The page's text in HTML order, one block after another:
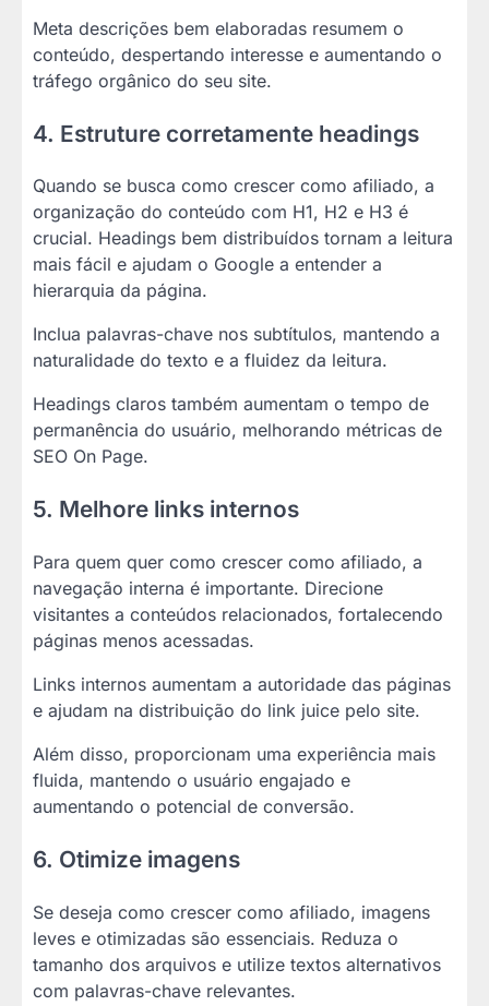
Meta descrições bem elaboradas resumem o
conteúdo, despertando interesse e aumentando o
tráfego orgânico do seu site.
4. Estruture corretamente headings
Quando se busca como crescer como afiliado, a
organização do conteúdo com H1, H2 e H3 é
crucial. Headings bem distribuídos tornam a leitura
mais fácil e ajudam o Google a entender a
hierarquia da página.
Inclua palavras-chave nos subtítulos, mantendo a
naturalidade do texto e a fluidez da leitura.
Headings claros também aumentam o tempo de
permanência do usuário, melhorando métricas de
SEO On Page.
5. Melhore links internos
Para quem quer como crescer como afiliado, a
navegação interna é importante. Direcione
visitantes a conteúdos relacionados, fortalecendo
páginas menos acessadas.
Links internos aumentam a autoridade das páginas
e ajudam na distribuição do link juice pelo site.
Além disso, proporcionam uma experiência mais
fluida, mantendo o usuário engajado e
aumentando o potencial de conversão.
6. Otimize imagens
Se deseja como crescer como afiliado, imagens
leves e otimizadas são essenciais. Reduza o
tamanho dos arquivos e utilize textos alternativos
com palavras-chave relevantes.